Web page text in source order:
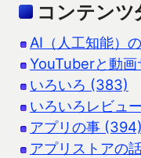
コンテンツ
AI（人工知能）
YouTuberと動
いろいろ (383)
いろいろレビュ
アプリの事 (394)
アプリストアの